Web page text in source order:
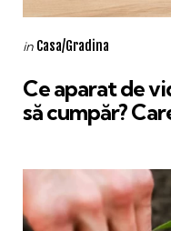
Categories
Posted
in Casa/Gradina
Ce aparat de
să cumpăr?